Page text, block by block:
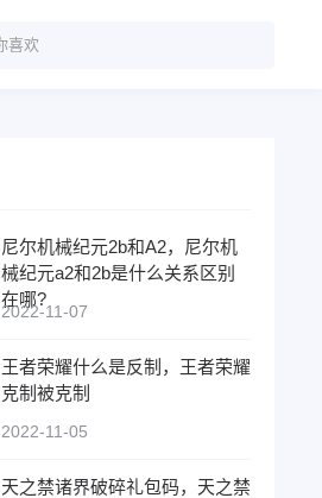
尼尔机械纪元2b和A2，尼尔机
械纪元a2和2b是什么关系区别
在哪?
2022-11-07
王者荣耀什么是反制，王者荣耀
克制被克制
2022-11-05
天之禁诸界破碎礼包码，天之禁